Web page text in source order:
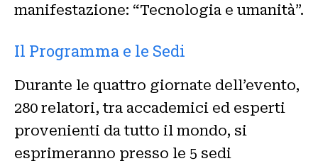
manifestazione: “Tecnologia e umanità”.
Il Programma e le Sedi
Durante le quattro giornate dell’evento,
280 relatori, tra accademici ed esperti
provenienti da tutto il mondo, si
esprimeranno presso le 5 sedi